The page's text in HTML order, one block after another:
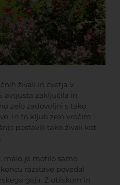
živali in cvetja v
avgusta zaključila in
zelo zadovoljni s tako
In to kljub zelo vročim
postavili tako živali kot
malo je motilo samo
razstave povedal
gaja. Z obiskom in